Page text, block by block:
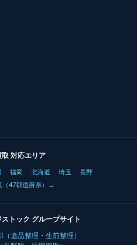
取 対応エリア
福岡 北海道 埼玉
長野
（47都道府県）→
トック グループサイト
遺品整理・生前整理）